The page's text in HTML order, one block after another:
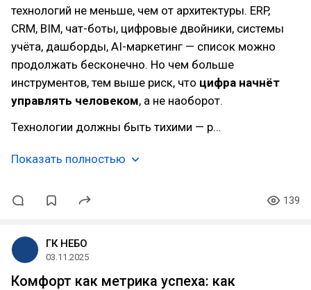
технологий не меньше, чем от архитектуры. ERP,
CRM, BIM, чат-боты, цифровые двойники, системы
учёта, дашборды, AI-маркетинг — список можно
продолжать бесконечно. Но чем больше
инструментов, тем выше риск, что цифра начнёт
управлять человеком, а не наоборот.
Технологии должны быть тихими — р…
Показать полностью
139
ГК НЕБО
03.11.2025
Комфорт как метрика успеха: как